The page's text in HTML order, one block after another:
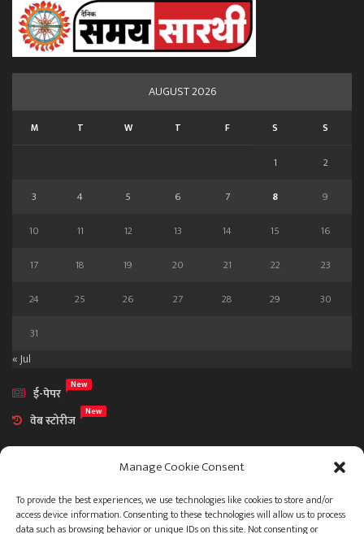
Manage Cookie Consent
To provide the best experiences, we use technologies like cookies to store and/or
access device information. Consenting to these technologies will allow us to process
data such as browsing behavior or unique IDs on this site. Not consenting or
AUGUST 2026
M T W T F S S
1
2
3
4 5 6 7 8
9
10
11 12 13 14 15
16
17
18 19 20 21 22
23
24
25 26 27 28 29
30
31
« Jul
ई-पेपर
New
वेब स्टोरीज New
आमच्या विषयी